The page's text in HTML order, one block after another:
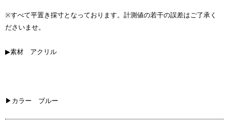
※すべて平置き採寸となっております。計測値の若干の誤差はご了承く
ださいませ。
▶素材 アクリル
▶カラー ブルー